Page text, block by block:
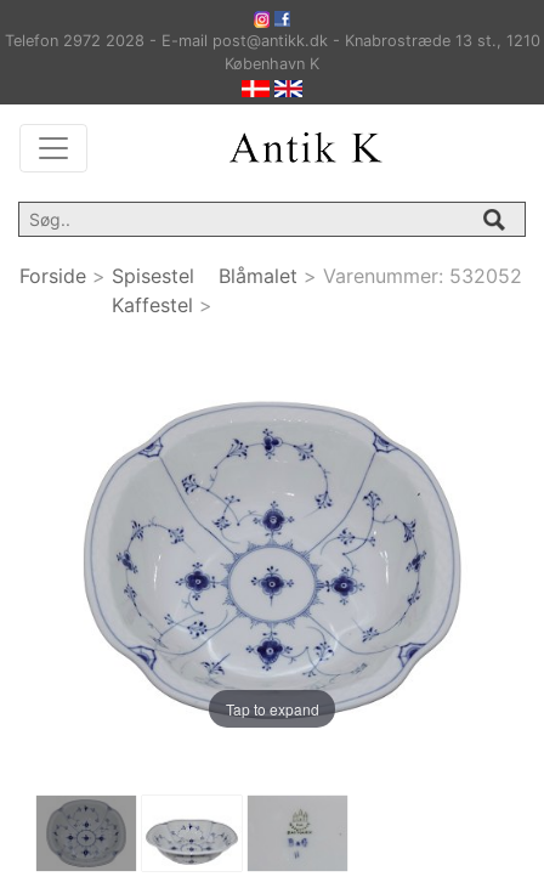
Telefon 2972 2028 - E-mail post@antikk.dk - Knabrostræde 13 st., 1210
København K
Forside > Spisestel
Kaffestel >
Blåmalet > Varenummer: 532052
Tap to expand